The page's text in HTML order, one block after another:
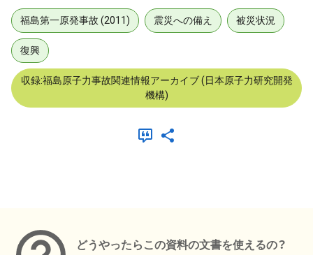
福島第一原発事故 (2011) 震災への備え 被災状況
復興
収録:福島原子力事故関連情報アーカイブ (日本原子力研究開発
機構)
どうやったらこの資料の文書を使えるの？